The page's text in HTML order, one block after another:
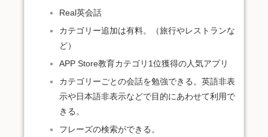
Real英会話
カテゴリー追加は有料。（旅行やレストランな
ど）
APP Store教育カテゴリ1位獲得の人気アプリ
カテゴリーごとの会話を勉強できる。英語非表
示や日本語非表示などで目的にあわせて利用で
きる。
フレーズの検索ができる。